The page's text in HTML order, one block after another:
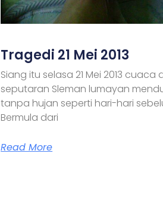
Tragedi 21 Mei 2013
Siang itu selasa 21 Mei 2013 cuaca
seputaran Sleman lumayan
tanpa hujan seperti hari-hari
Bermula dari
Read More